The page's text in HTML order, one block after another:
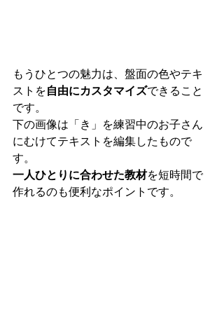
もうひとつの魅力は、盤面の色やテキ
ストを自由にカスタマイズできること
です。
下の画像は「き」を練習中のお子さん
にむけてテキストを編集したもので
す。
一人ひとりに合わせた教材を短時間で
作れるのも便利なポイントです。